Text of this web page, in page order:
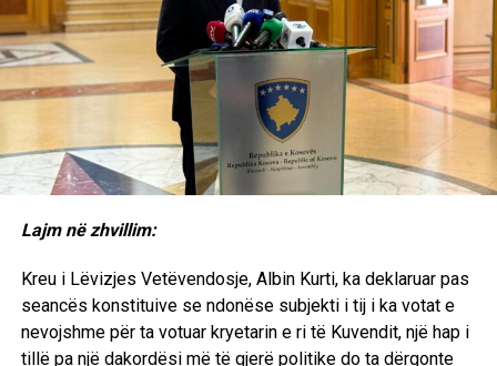
Lajm në zhvillim:
Kreu i Lëvizjes Vetëvendosje, Albin Kurti, ka deklaruar pas
seancës konstituive se ndonëse subjekti i tij i ka votat e
nevojshme për ta votuar kryetarin e ri të Kuvendit, një hap i
tillë pa një dakordësi më të gjerë politike do ta dërgonte